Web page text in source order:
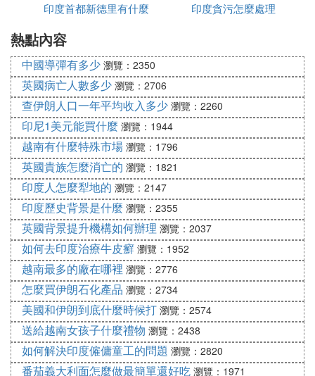
印度首都新德里有什麼
印度貪污怎麼處理
熱點內容
中國導彈有多少 瀏覽：2350
英國病亡人數多少 瀏覽：2706
查伊朗人口一年平均收入多少 瀏覽：2260
印尼1美元能買什麼 瀏覽：1944
越南有什麼特殊市場 瀏覽：1796
英國貴族怎麼消亡的 瀏覽：1821
印度人怎麼犁地的 瀏覽：2147
印度歷史背景是什麼 瀏覽：2355
英國背景提升機構如何辦理 瀏覽：2037
如何去印度治療牛皮癬 瀏覽：1952
越南最多的廠在哪裡 瀏覽：2776
怎麼買伊朗石化產品 瀏覽：2734
美國和伊朗到底什麼時候打 瀏覽：2574
送給越南女孩子什麼禮物 瀏覽：2438
如何解決印度僱傭童工的問題 瀏覽：2820
番茄義大利面怎麼做最簡單還好吃 瀏覽：1971